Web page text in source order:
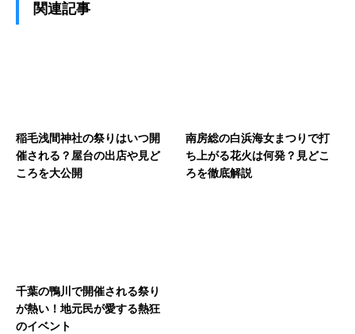
関連記事
稲毛浅間神社の祭りはいつ開
催される？屋台の出店や見ど
ころを大公開
南房総の白浜海女まつりで打
ち上がる花火は何発？見どこ
ろを徹底解説
千葉の鴨川で開催される祭り
が熱い！地元民が愛する熱狂
のイベント